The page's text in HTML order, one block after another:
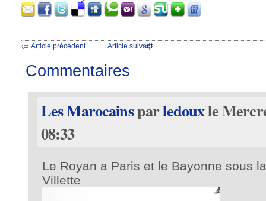
Article précédent Article suivant
Commentaires
Les Marocainsparledouxle
08:33
Le Royan a Paris et le Bayonne sous
Villette